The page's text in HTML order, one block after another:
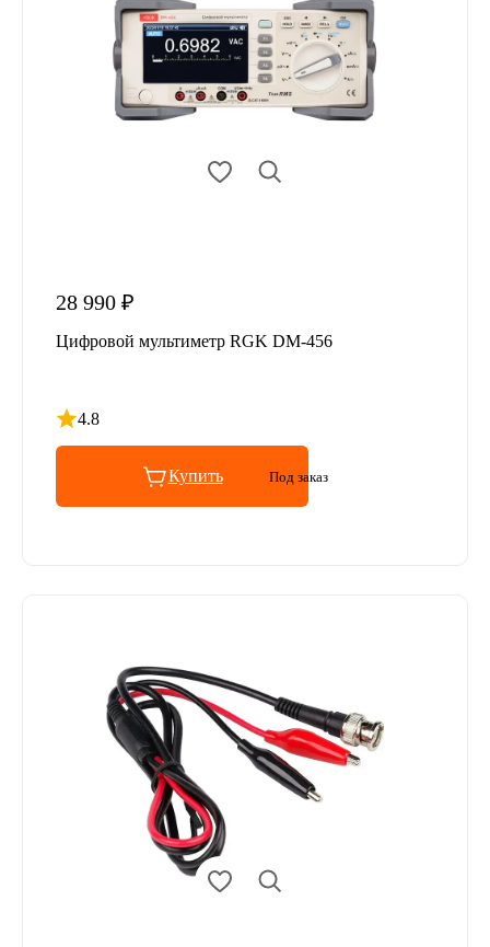
28 990 ₽
Цифровой мультиметр RGK DM-456
4.8
Рейтинг 4.8 из 5
Купить Под заказ